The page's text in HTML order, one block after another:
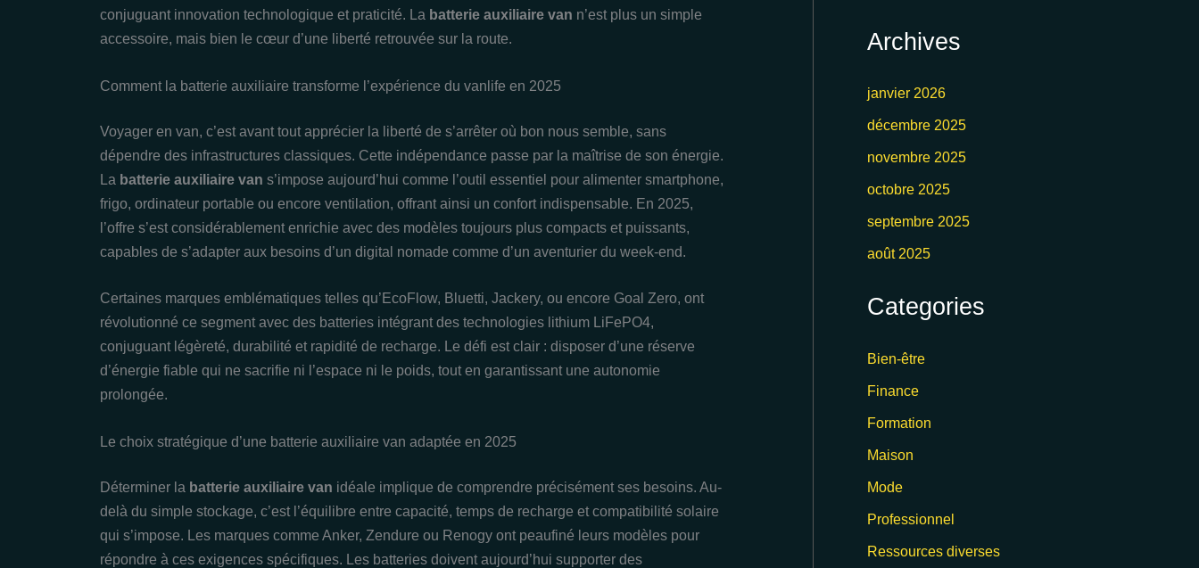
conjuguant innovation technologique et praticité. La batterie auxiliaire van n’est plus un simple
accessoire, mais bien le cœur d’une liberté retrouvée sur la route.
Comment la batterie auxiliaire transforme l’expérience du vanlife en 2025
Voyager en van, c’est avant tout apprécier la liberté de s’arrêter où bon nous semble, sans
dépendre des infrastructures classiques. Cette indépendance passe par la maîtrise de son énergie.
La batterie auxiliaire van s’impose aujourd’hui comme l’outil essentiel pour alimenter smartphone,
frigo, ordinateur portable ou encore ventilation, offrant ainsi un confort indispensable. En 2025,
l’offre s’est considérablement enrichie avec des modèles toujours plus compacts et puissants,
capables de s’adapter aux besoins d’un digital nomade comme d’un aventurier du week-end.
Certaines marques emblématiques telles qu’EcoFlow, Bluetti, Jackery, ou encore Goal Zero, ont
révolutionné ce segment avec des batteries intégrant des technologies lithium LiFePO4,
conjuguant légèreté, durabilité et rapidité de recharge. Le défi est clair : disposer d’une réserve
d’énergie fiable qui ne sacrifie ni l’espace ni le poids, tout en garantissant une autonomie
prolongée.
Le choix stratégique d’une batterie auxiliaire van adaptée en 2025
Déterminer la batterie auxiliaire van idéale implique de comprendre précisément ses besoins. Au-
delà du simple stockage, c’est l’équilibre entre capacité, temps de recharge et compatibilité solaire
qui s’impose. Les marques comme Anker, Zendure ou Renogy ont peaufiné leurs modèles pour
répondre à ces exigences spécifiques. Les batteries doivent aujourd’hui supporter des
Archives
janvier 2026
décembre 2025
novembre 2025
octobre 2025
septembre 2025
août 2025
Categories
Bien-être
Finance
Formation
Maison
Mode
Professionnel
Ressources diverses